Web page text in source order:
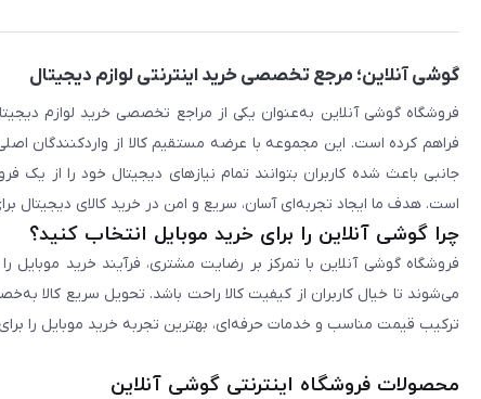
گوشی آنلاین؛ مرجع تخصصی خرید اینترنتی لوازم دیجیتال
فراهم کرده است. این مجموعه با عرضه مستقیم کالا از واردکنندگان
جانبی باعث شده کاربران بتوانند تمام نیازهای دیجیتال خود را از
است. هدف ما ایجاد تجربه‌ای آسان، سریع و امن در خرید کالای دیجیتال
چرا گوشی آنلاین را برای خرید موبایل انتخاب کنید؟
فروشگاه گوشی آنلاین با تمرکز بر رضایت مشتری، فرآیند خرید
می‌شوند تا خیال کاربران از کیفیت کالا راحت باشد. تحویل سریع کالا
ترکیب قیمت مناسب و خدمات حرفه‌ای، بهترین تجربه خرید موبایل را برای
محصولات فروشگاه اینترنتی گوشی آنلاین